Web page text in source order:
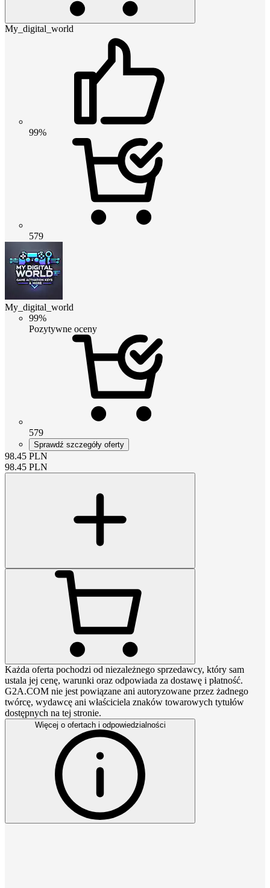
My_digital_world
99%
579
My_digital_world
99%
Pozytywne oceny
579
Sprawdź szczegóły oferty
98.45 PLN
98.45 PLN
Każda oferta pochodzi od niezależnego sprzedawcy, który sam
ustala jej cenę, warunki oraz odpowiada za dostawę i płatność.
G2A.COM nie jest powiązane ani autoryzowane przez żadnego
twórcę, wydawcę ani właściciela znaków towarowych tytułów
dostępnych na tej stronie.
Więcej o ofertach i odpowiedzialności